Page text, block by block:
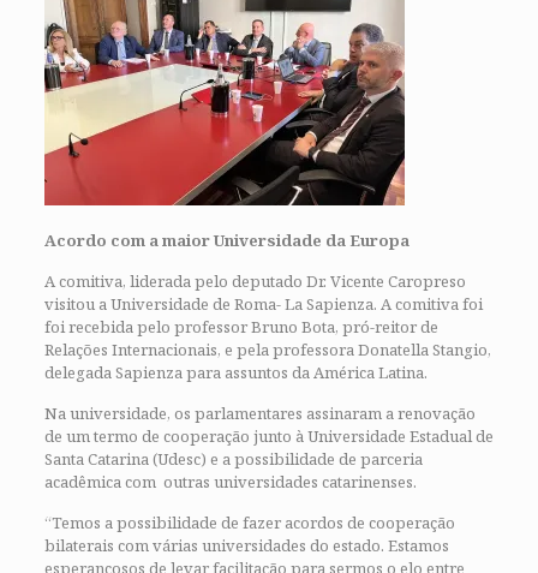
Acordo com a maior Universidade da Europa
A comitiva, liderada pelo deputado Dr. Vicente Caropreso
visitou a Universidade de Roma- La Sapienza. A comitiva foi
foi recebida pelo professor Bruno Bota, pró-reitor de
Relações Internacionais, e pela professora Donatella Stangio,
delegada Sapienza para assuntos da América Latina.
Na universidade, os parlamentares assinaram a renovação
de um termo de cooperação junto à Universidade Estadual de
Santa Catarina (Udesc) e a possibilidade de parceria
acadêmica com outras universidades catarinenses.
“Temos a possibilidade de fazer acordos de cooperação
bilaterais com várias universidades do estado. Estamos
esperançosos de levar facilitação para sermos o elo entre